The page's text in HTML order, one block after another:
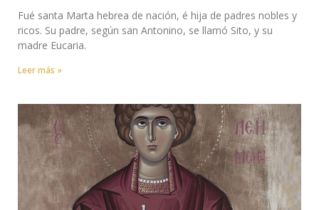
Fué santa Marta hebrea de nación, é hija de padres nobles y
ricos. Su padre, según san Antonino, se llamó Sito, y su
madre Eucaria.
Leer más »